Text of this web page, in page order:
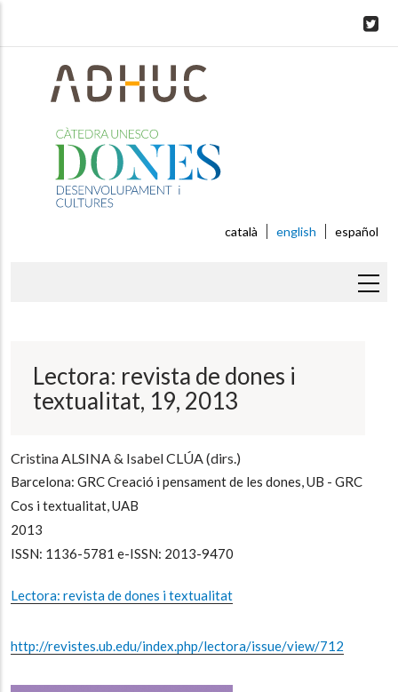
català english español
Lectora: revista de dones i
textualitat, 19, 2013
Cristina ALSINA & Isabel CLÚA (dirs.)
Barcelona: GRC Creació i pensament de les dones, UB - GRC
Cos i textualitat, UAB
2013
ISSN: 1136-5781 e-ISSN: 2013-9470
Lectora: revista de dones i textualitat
http://revistes.ub.edu/index.php/lectora/issue/view/712